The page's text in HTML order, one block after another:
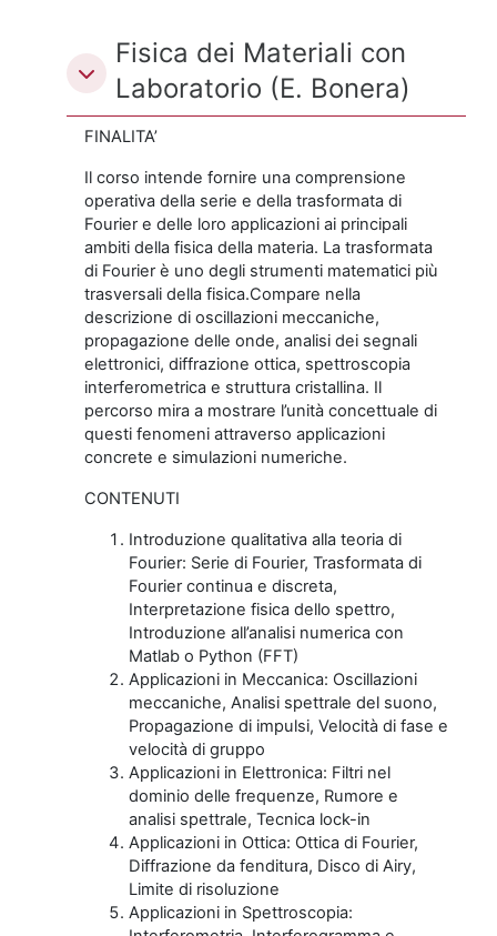
Fisica dei Materiali con
Laboratorio (E. Bonera)
FINALITA’
Il corso intende fornire una comprensione
operativa della serie e della trasformata di
Fourier e delle loro applicazioni ai principali
ambiti della fisica della materia. La trasformata
di Fourier è uno degli strumenti matematici più
trasversali della fisica.Compare nella
descrizione di oscillazioni meccaniche,
propagazione delle onde, analisi dei segnali
elettronici, diffrazione ottica, spettroscopia
interferometrica e struttura cristallina. Il
percorso mira a mostrare l’unità concettuale di
questi fenomeni attraverso applicazioni
concrete e simulazioni numeriche.
CONTENUTI
Introduzione qualitativa alla teoria di
Fourier: Serie di Fourier, Trasformata di
Fourier continua e discreta,
Interpretazione fisica dello spettro,
Introduzione all’analisi numerica con
Matlab o Python (FFT)
Applicazioni in Meccanica: Oscillazioni
meccaniche, Analisi spettrale del suono,
Propagazione di impulsi, Velocità di fase e
velocità di gruppo
Applicazioni in Elettronica: Filtri nel
dominio delle frequenze, Rumore e
analisi spettrale, Tecnica lock-in
Applicazioni in Ottica: Ottica di Fourier,
Diffrazione da fenditura, Disco di Airy,
Limite di risoluzione
Applicazioni in Spettroscopia: